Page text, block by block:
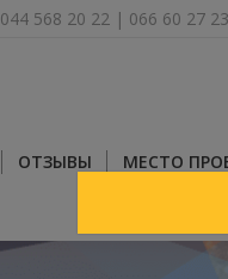
044 568 20 22 | 066 60 27
ОТЗЫВЫ МЕСТО